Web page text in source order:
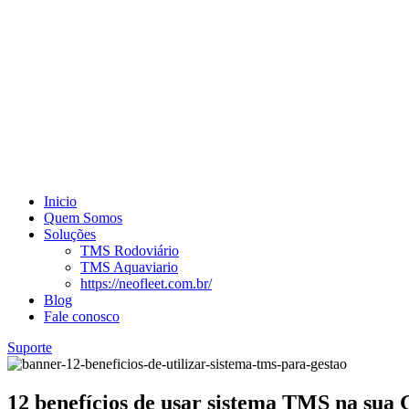
Inicio
Quem Somos
Soluções
TMS Rodoviário
TMS Aquaviario
https://neofleet.com.br/
Blog
Fale conosco
Suporte
12 benefícios de usar sistema TMS na sua